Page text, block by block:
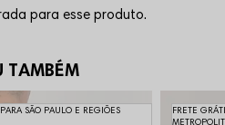
para esse produto.
TAMBÉM
SÃO PAULO E REGIÕES
FRETE